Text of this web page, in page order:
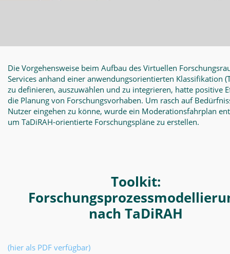
Die Vorgehensweise beim Aufbau des Virtuellen
Services anhand einer anwendungsorientierten Klassifikation
zu definieren, auszuwählen und zu integrieren, hatte positive
die Planung von Forschungsvorhaben. Um rasch auf
Nutzer eingehen zu könne, wurde ein Moderationsfahrplan
um TaDiRAH-orientierte Forschungspläne zu erstellen.
Toolkit:
nach TaDiRAH
(hier als PDF verfügbar)